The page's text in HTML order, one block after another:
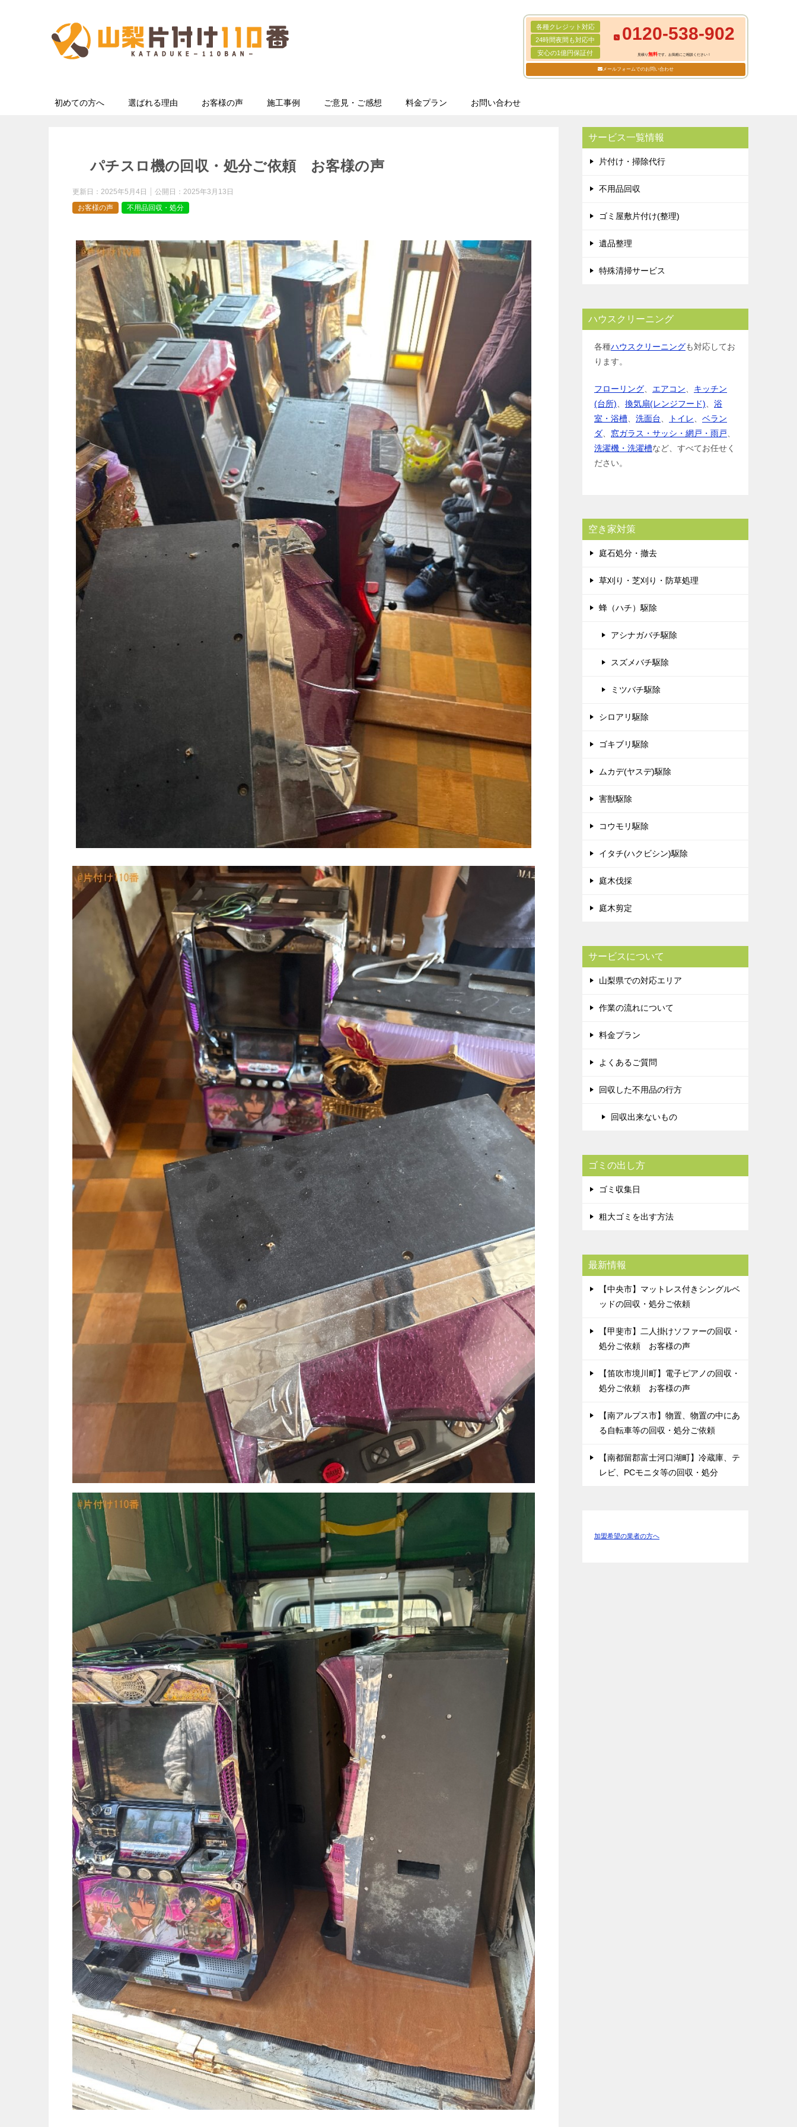
各種クレジット対応
24時間夜間も対応中
安心の1億円保証付
0120-538-902
見積り無料です。お気軽にご相談ください！
メールフォームでのお問い合わせ
初めての方へ 選ばれる理由 お客様の声 施工事例 ご意見・ご感想 料金プラン お問い合わせ
パチスロ機の回収・処分ご依頼 お客様の声
更新日： 2025年5月4日 公開日： 2025年3月13日
お客様の声
不用品回収・処分
サービス一覧情報
片付け・掃除代行
不用品回収
ゴミ屋敷片付け(整理)
遺品整理
特殊清掃サービス
ハウスクリーニング
各種ハウスクリーニングも対応してお
ります。
フローリング エアコン
キッチン
(台所)
換気扇(レンジフード)
浴
室・浴槽
洗面台 トイレ
ベラン
ダ
窓ガラス・サッシ・網戸・雨戸
洗濯機・洗濯槽など、すべてお任せく
ださい。
空き家対策
庭石処分・撤去
草刈り・芝刈り・防草処理
蜂（ハチ）駆除
アシナガバチ駆除
スズメバチ駆除
ミツバチ駆除
シロアリ駆除
ゴキブリ駆除
ムカデ(ヤスデ)駆除
害獣駆除
コウモリ駆除
イタチ(ハクビシン)駆除
庭木伐採
庭木剪定
サービスについて
山梨県での対応エリア
作業の流れについて
料金プラン
よくあるご質問
回収した不用品の行方
回収出来ないもの
ゴミの出し方
ゴミ収集日
粗大ゴミを出す方法
最新情報
【中央市】マットレス付きシングルベ
ッドの回収・処分ご依頼
【甲斐市】二人掛けソファーの回収・
処分ご依頼 お客様の声
【笛吹市境川町】電子ピアノの回収・
処分ご依頼 お客様の声
【南アルプス市】物置、物置の中にあ
る自転車等の回収・処分ご依頼
【南都留郡富士河口湖町】冷蔵庫、テ
レビ、PCモニタ等の回収・処分
加盟希望の業者の方へ